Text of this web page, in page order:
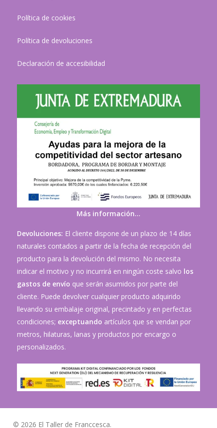
Política de cookies
Política de devoluciones
Declaración de accesibilidad
Más información…
Devoluciones: El cliente dispone de un plazo de 14 días
naturales contados a partir de la fecha de recepción del
producto para la devolución del mismo. No necesita
indicar el motivo y no incurrirá en ningún coste salvo los
gastos de envío que serán asumidos por parte del
cliente. Puede devolver cualquier producto adquirido
llevando su embalaje original, precintado y en perfectas
condiciones; exceptuando artículos que se vendan por
metros, hilaturas, lanas y productos por encargo o
personalizados.
© 2026 El Taller de Franccesca.